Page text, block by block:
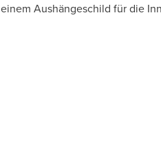
Aushängeschild für die